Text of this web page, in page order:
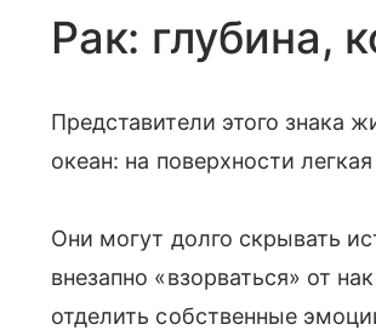
Рак: глубина,
Представители этого знака
океан: на поверхности
Они могут долго скрывать
внезапно «взорваться» от
отделить собственные